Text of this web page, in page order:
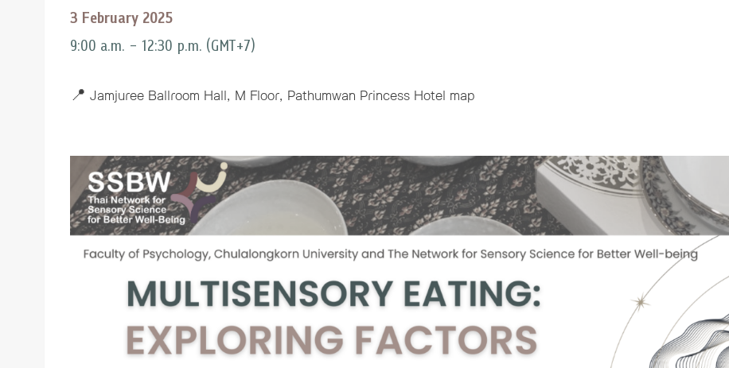
3 February 2025
9:00 a.m. – 12:30 p.m. (GMT+7)
📍 Jamjuree Ballroom Hall, M Floor, Pathumwan Princess Hotel map